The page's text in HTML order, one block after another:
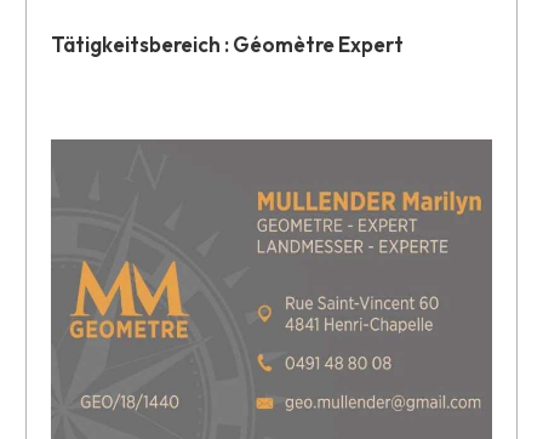
Tätigkeitsbereich : Géomètre Expert